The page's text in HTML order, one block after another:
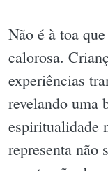
Não é à toa
calorosa.
experiências
revelando uma
espiritualidade
representa não